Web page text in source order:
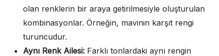
olan renklerin bir araya getirilmesiyle oluşturulan
kombinasyonlar. Örneğin, mavinin karşıt rengi
turuncudur.
Aynı Renk Ailesi: Farklı tonlardaki aynı rengin